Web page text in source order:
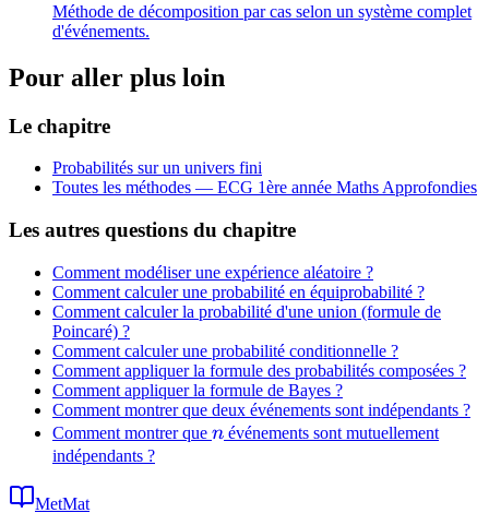
(B)P(A_i)
Méthode de décomposition par cas selon un système complet
d'événements.
Pour aller plus loin
Le chapitre
Probabilités sur un univers fini
Toutes les méthodes — ECG 1ère année Maths Approfondies
Les autres questions du chapitre
Comment modéliser une expérience aléatoire ?
Comment calculer une probabilité en équiprobabilité ?
Comment calculer la probabilité d'une union (formule de
Poincaré) ?
Comment calculer une probabilité conditionnelle ?
Comment appliquer la formule des probabilités composées ?
Comment appliquer la formule de Bayes ?
Comment montrer que deux événements sont indépendants ?
Comment montrer que n
n événements sont mutuellement
indépendants ?
MetMat